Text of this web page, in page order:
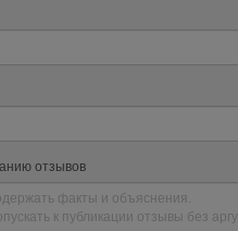
отзывов